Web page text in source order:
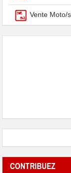
Vente Moto/
CONTRIBUEZ